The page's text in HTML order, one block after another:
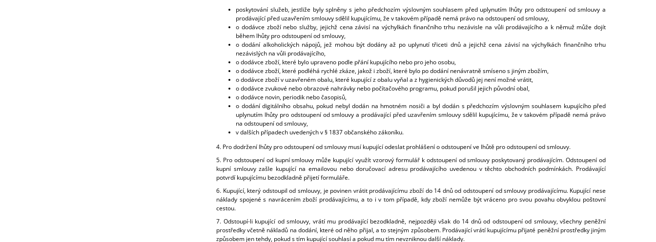
poskytování služeb, jestliže byly splněny s jeho předchozím výslovným souhlasem před uplynutím lhůty pro odstoupení od smlouvy a
prodávající před uzavřením smlouvy sdělil kupujícímu, že v takovém případě nemá právo na odstoupení od smlouvy,
o dodávce zboží nebo služby, jejichž cena závisí na výchylkách finančního trhu nezávisle na vůli prodávajícího a k němuž může dojít
během lhůty pro odstoupení od smlouvy,
o dodání alkoholických nápojů, jež mohou být dodány až po uplynutí třiceti dnů a jejichž cena závisí na výchylkách finančního trhu
nezávislých na vůli prodávajícího,
o dodávce zboží, které bylo upraveno podle přání kupujícího nebo pro jeho osobu,
o dodávce zboží, které podléhá rychlé zkáze, jakož i zboží, které bylo po dodání nenávratně smíseno s jiným zbožím,
o dodávce zboží v uzavřeném obalu, které kupující z obalu vyňal a z hygienických důvodů jej není možné vrátit,
o dodávce zvukové nebo obrazové nahrávky nebo počítačového programu, pokud porušil jejich původní obal,
o dodávce novin, periodik nebo časopisů,
o dodání digitálního obsahu, pokud nebyl dodán na hmotném nosiči a byl dodán s předchozím výslovným souhlasem kupujícího před
uplynutím lhůty pro odstoupení od smlouvy a prodávající před uzavřením smlouvy sdělil kupujícímu, že v takovém případě nemá právo
na odstoupení od smlouvy,
v dalších případech uvedených v § 1837 občanského zákoníku.
4. Pro dodržení lhůty pro odstoupení od smlouvy musí kupující odeslat prohlášení o odstoupení ve lhůtě pro odstoupení od smlouvy.
5. Pro odstoupení od kupní smlouvy může kupující využít vzorový formulář k odstoupení od smlouvy poskytovaný prodávajícím. Odstoupení od
kupní smlouvy zašle kupující na emailovou nebo doručovací adresu prodávajícího uvedenou v těchto obchodních podmínkách. Prodávající
potvrdí kupujícímu bezodkladně přijetí formuláře.
6. Kupující, který odstoupil od smlouvy, je povinen vrátit prodávajícímu zboží do 14 dnů od odstoupení od smlouvy prodávajícímu. Kupující nese
náklady spojené s navrácením zboží prodávajícímu, a to i v tom případě, kdy zboží nemůže být vráceno pro svou povahu obvyklou poštovní
cestou.
7. Odstoupí-li kupující od smlouvy, vrátí mu prodávající bezodkladně, nejpozději však do 14 dnů od odstoupení od smlouvy, všechny peněžní
prostředky včetně nákladů na dodání, které od něho přijal, a to stejným způsobem. Prodávající vrátí kupujícímu přijaté peněžní prostředky jiným
způsobem jen tehdy, pokud s tím kupující souhlasí a pokud mu tím nevzniknou další náklady.